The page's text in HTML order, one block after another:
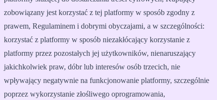
zobowiązany jest korzystać z tej platformy w sposób zgodny z
prawem, Regulaminem i dobrymi obyczajami, a w szczególności:
korzystać z platformy w sposób niezakłócający korzystanie z
platformy przez pozostałych jej użytkowników, nienaruszający
jakichkolwiek praw, dóbr lub interesów osób trzecich, nie
wpływający negatywnie na funkcjonowanie platformy, szczególnie
poprzez wykorzystanie złośliwego oprogramowania,